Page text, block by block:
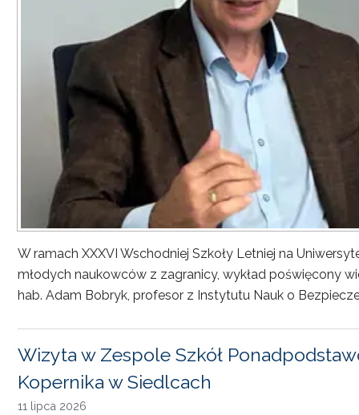
W ramach XXXVI Wschodniej Szkoły Letniej na
młodych naukowców z zagranicy, wykład poświęcony
hab. Adam Bobryk, profesor z Instytutu Nauk o
Wizyta w Zespole Szkół
Kopernika w Siedlcach
11 lipca 2026